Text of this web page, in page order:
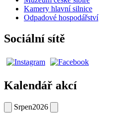
Kamery hlavní silnice
Odpadové hospodářství
Sociální sítě
Kalendář akcí
Srpen2026